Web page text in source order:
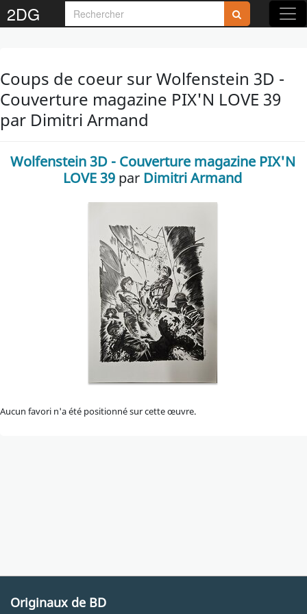
2DG
Coups de coeur sur Wolfenstein 3D -
Couverture magazine PIX'N LOVE 39
par Dimitri Armand
Wolfenstein 3D - Couverture magazine PIX'N
LOVE 39 par Dimitri Armand
Aucun favori n'a été positionné sur cette œuvre.
Originaux de BD